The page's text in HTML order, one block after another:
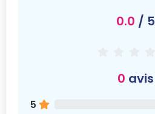
0.0 / 5
0 avis
5